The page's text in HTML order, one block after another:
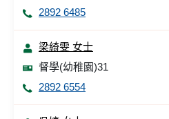
2892 6485
梁綺雯 女士
督學(幼稚園)31
2892 6554